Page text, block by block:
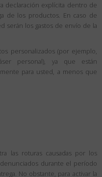
declaración explícita dentro de
de los productos. En caso de
serán los gastos de envío de la
personalizados (por ejemplo,
personal), ya que están
para usted, a menos que
las roturas causadas por los
durante el período
No obstante, para activar la